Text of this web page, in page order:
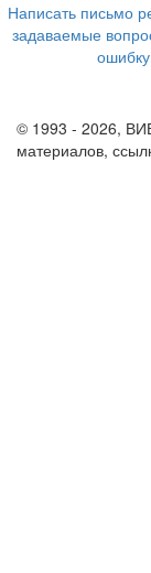
Написать письмо
задаваемые
ошибку
© 1993 - 2026,
материалов,